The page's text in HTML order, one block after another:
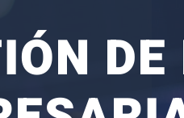
DE